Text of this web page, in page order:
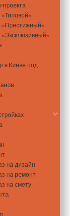
проекта
«Престижный»
«Эксклюзивный»
в Киеве под
на дизайн
на ремонт
на смету
с